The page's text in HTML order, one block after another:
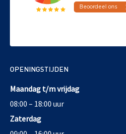
OPENINGSTIJDEN
Maandag t/m vrijdag
08:00 – 18:00 uur
Zaterdag